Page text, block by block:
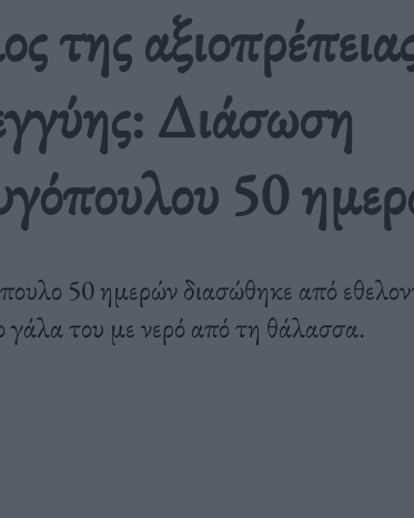
της
Διάσωση
50
50 ημερών διασώθηκε από
γάλα του με νερό από τη θάλασσα.